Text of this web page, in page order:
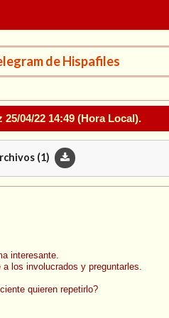
de Hispafiles
25/04/22 14:49 (Hora Local).
(1)
interesante.
los involucrados y preguntarles.
quieren repetirlo?